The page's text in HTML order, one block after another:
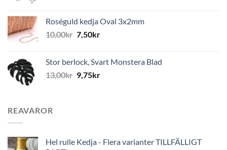
Roséguld kedja Oval 3x2mm
10,00kr 7,50kr
Stor berlock, Svart Monstera Blad
13,00kr 9,75kr
REAVAROR
Hel rulle Kedja - Flera varianter TILLFÄLLIGT